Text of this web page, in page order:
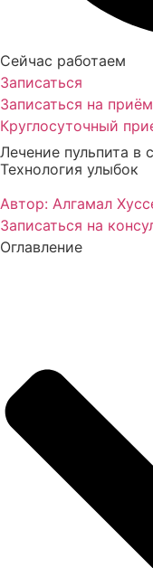
Сейчас работаем
Записаться
Записаться на приём
Круглосуточный
Лечение пульпита в
Технология улыбок
Автор: Алгамал
Записаться на
Оглавление